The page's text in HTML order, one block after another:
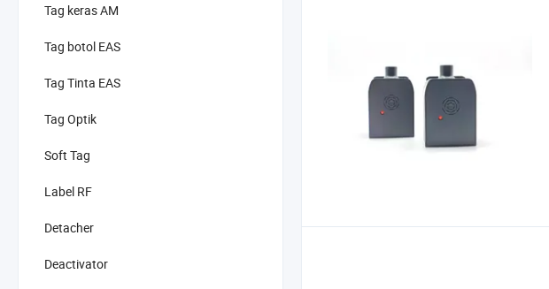
Tag keras AM
Tag botol EAS
Tag Tinta EAS
Tag Optik
Soft Tag
Label RF
Detacher
Deactivator